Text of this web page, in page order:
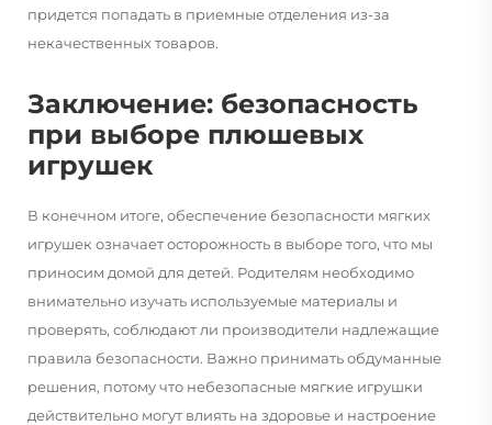
придется попадать в приемные отделения из-за
некачественных товаров.
Заключение: безопасность
при выборе плюшевых
игрушек
В конечном итоге, обеспечение безопасности мягких
игрушек означает осторожность в выборе того, что мы
приносим домой для детей. Родителям необходимо
внимательно изучать используемые материалы и
проверять, соблюдают ли производители надлежащие
правила безопасности. Важно принимать обдуманные
решения, потому что небезопасные мягкие игрушки
действительно могут влиять на здоровье и настроение